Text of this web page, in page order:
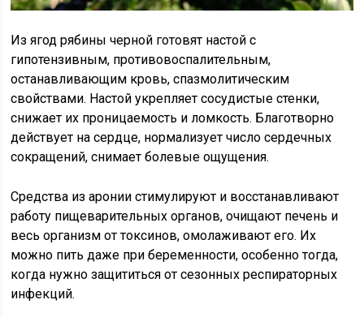
Из ягод рябины черной готовят настой с
гипотензивным, противовоспалительным,
останавливающим кровь, спазмолитическим
свойствами. Настой укрепляет сосудистые стенки,
снижает их проницаемость и ломкость. Благотворно
действует на сердце, нормализует число сердечных
сокращений, снимает болевые ощущения.
Средства из аронии стимулируют и восстанавливают
работу пищеварительных органов, очищают печень и
весь организм от токсинов, омолаживают его. Их
можно пить даже при беременности, особенно тогда,
когда нужно защититься от сезонных респираторных
инфекций.